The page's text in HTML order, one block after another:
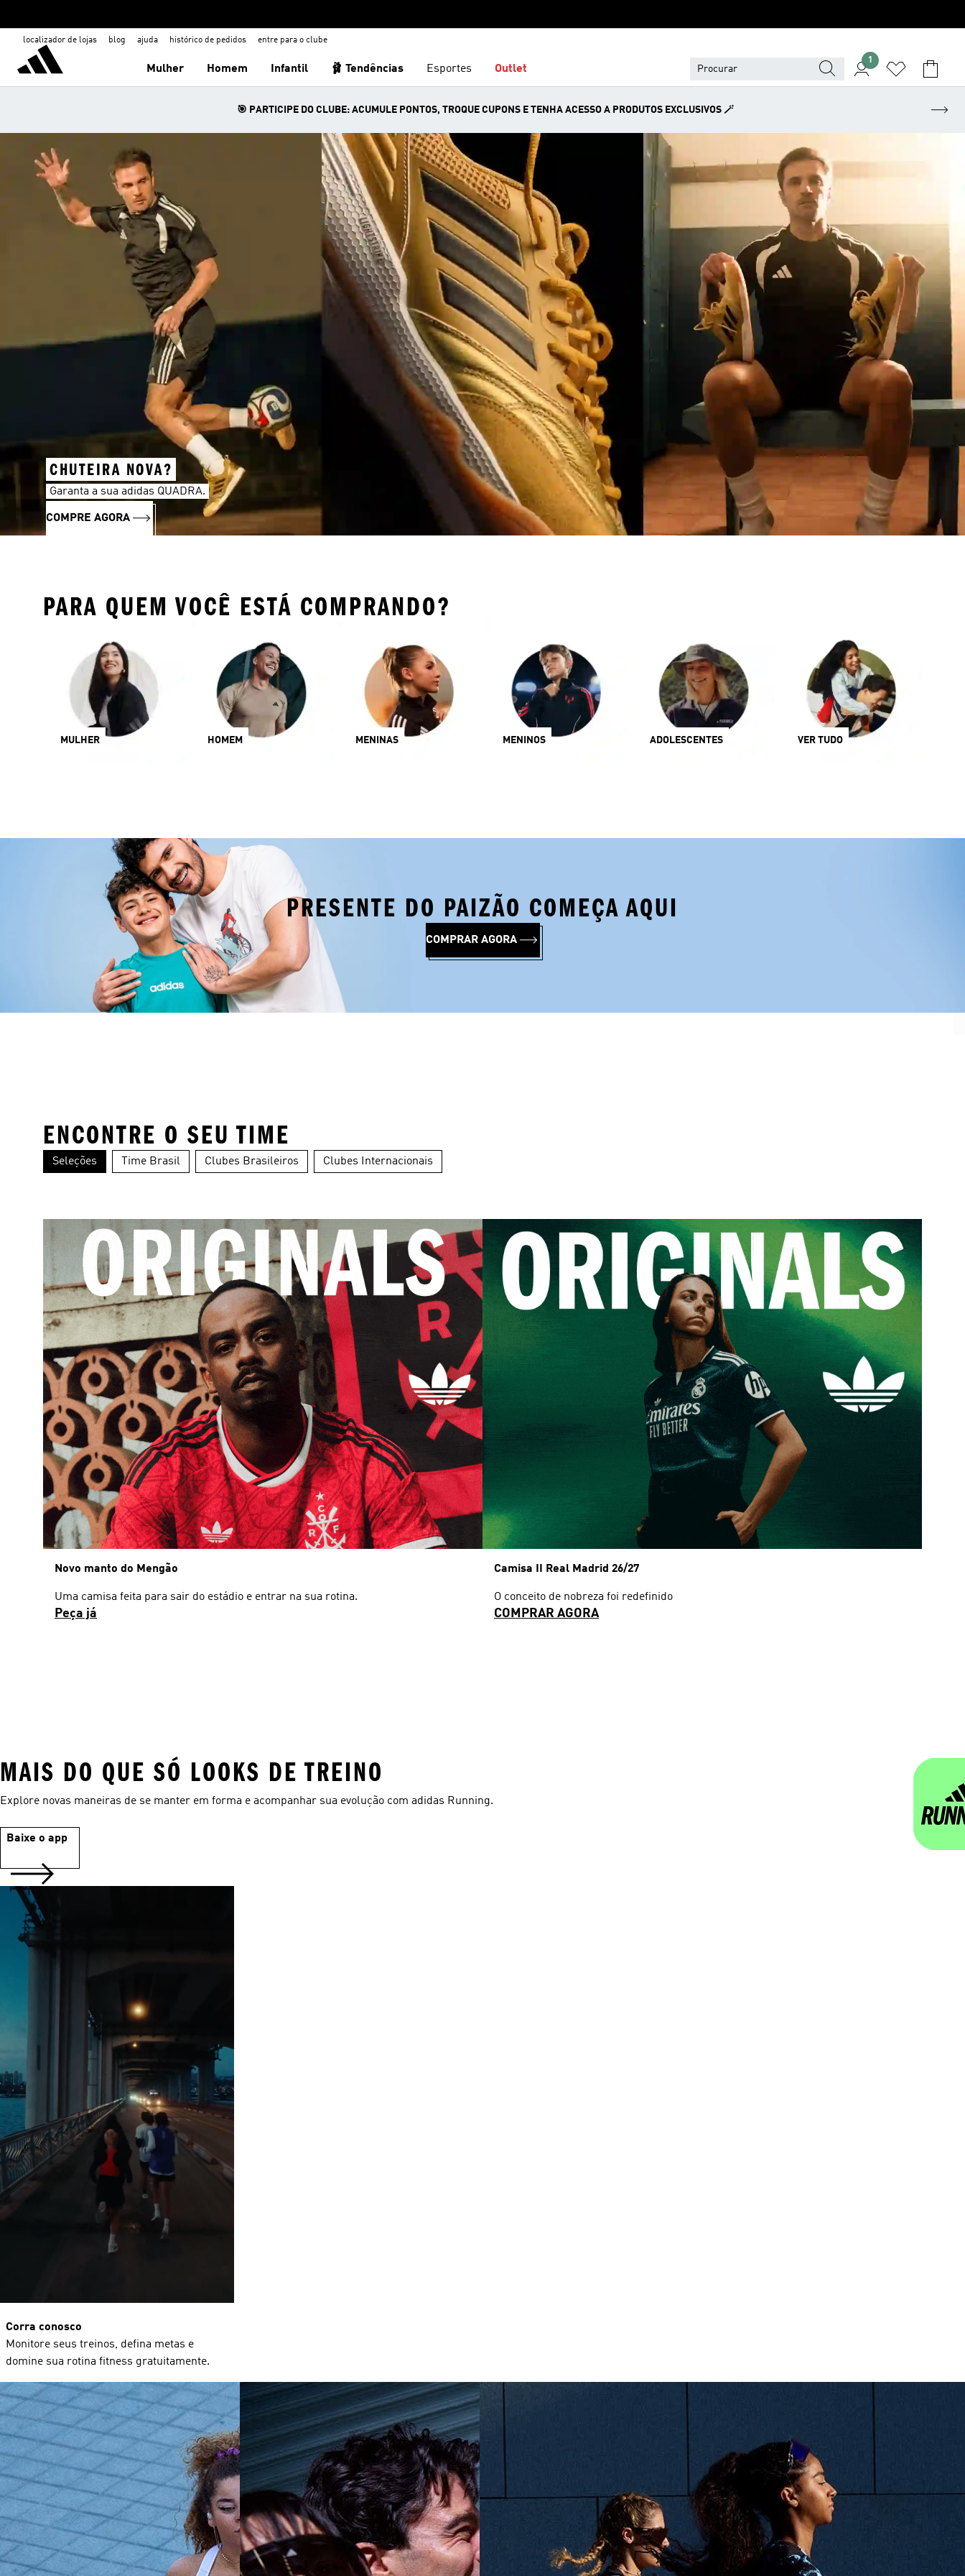
localizador de lojas blog ajuda histórico de pedidos entre para o clube
Mulher Homem Infantil 🩰 Tendências Esportes Outlet
1
🎯 PARTICIPE DO CLUBE: ACUMULE PONTOS, TROQUE CUPONS E TENHA ACESSO A PRODUTOS EXCLUSIVOS 🪄
CHUTEIRA NOVA?
Garanta a sua adidas QUADRA.
COMPRE AGORA
PARA QUEM VOCÊ ESTÁ COMPRANDO?
MULHER HOMEM MENINAS MENINOS ADOLESCENTES VER TUDO
PRESENTE DO PAIZÃO COMEÇA AQUI
COMPRAR AGORA
ENCONTRE O SEU TIME
Seleções Time Brasil Clubes Brasileiros Clubes Internacionais
Alemanha Argentina Espanha
Novo manto do Mengão
Uma camisa feita para sair do estádio e entrar na sua rotina.
Peça já
Camisa II Real Madrid 26/27
O conceito de nobreza foi redefinido
COMPRAR AGORA
MAIS DO QUE SÓ LOOKS DE TREINO
Explore novas maneiras de se manter em forma e acompanhar sua evolução com adidas Running.
Baixe o app
Corra conosco
Monitore seus treinos, defina metas e
domine sua rotina fitness gratuitamente.